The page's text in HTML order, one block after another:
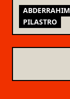
ASSEMBLEA
PILASTRO